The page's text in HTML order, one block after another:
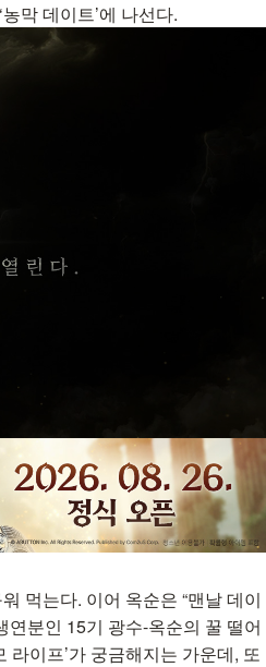
막 데이트’에 나선다.
먹는다. 이어 옥순은 “맨날 데이
연분인 15기 광수-옥순의 꿀 떨어
라이프’가 궁금해지는 가운데, 또